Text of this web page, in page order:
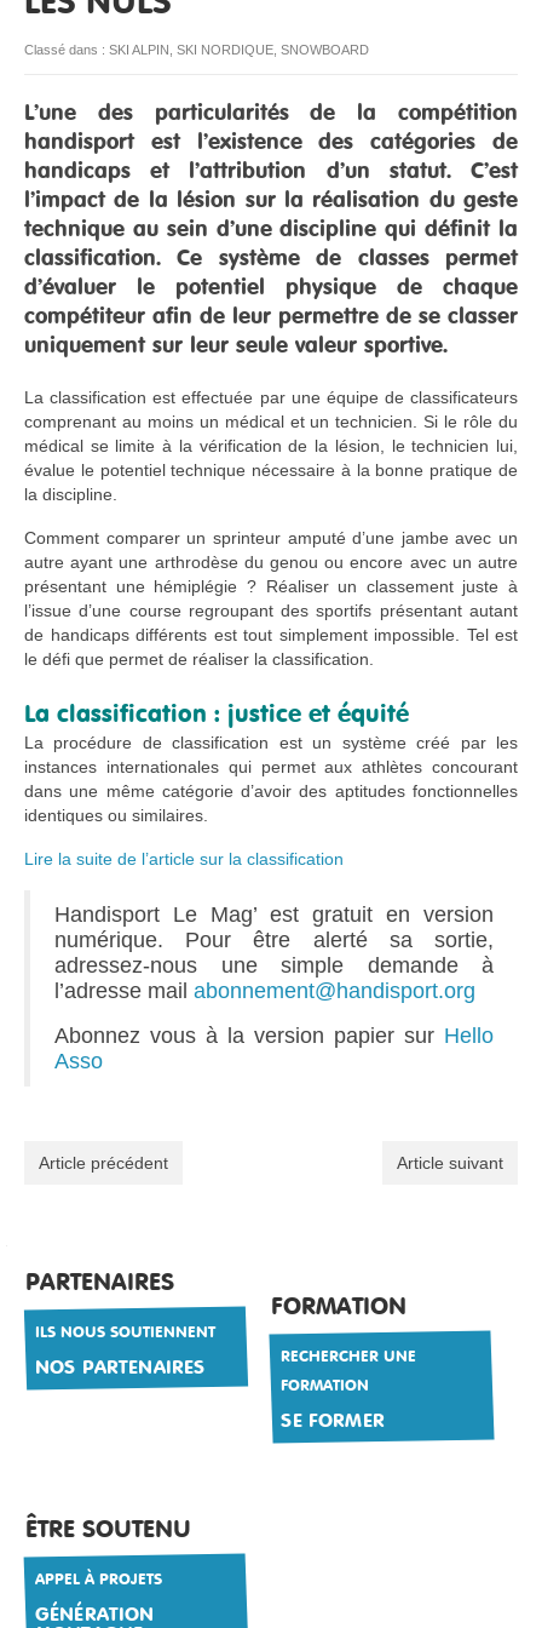
RESSOURCES
Classé dans : SKI ALPIN SKI NORDIQUE SNOWBOARD
L’une des particularités de la compétition
handisport est l’existence des catégories de
handicaps et l’attribution d’un statut. C’est
l’impact de la lésion sur la réalisation du geste
technique au sein d’une discipline qui définit la
classification. Ce système de classes permet
d’évaluer le potentiel physique de chaque
compétiteur afin de leur permettre de se classer
uniquement sur leur seule valeur sportive.
La classification est effectuée par une équipe de classificateurs
comprenant au moins un médical et un technicien. Si le rôle du
médical se limite à la vérification de la lésion, le technicien lui,
évalue le potentiel technique nécessaire à la bonne pratique de
la discipline.
Comment comparer un sprinteur amputé d’une jambe avec un
autre ayant une arthrodèse du genou ou encore avec un autre
présentant une hémiplégie ? Réaliser un classement juste à
l’issue d’une course regroupant des sportifs présentant autant
de handicaps différents est tout simplement impossible. Tel est
le défi que permet de réaliser la classification.
La classification : justice et équité
La procédure de classification est un système créé par les
instances internationales qui permet aux athlètes concourant
dans une même catégorie d’avoir des aptitudes fonctionnelles
identiques ou similaires.
Lire la suite de l’article sur la classification
Handisport Le Mag’ est gratuit en version
numérique. Pour être alerté sa sortie,
adressez-nous une simple demande à
l’adresse mail abonnement@handisport.org
Abonnez vous à la version papier sur Hello
Asso
Article précédent Article suivant
PARTENAIRES
ILS NOUS SOUTIENNENT
NOS PARTENAIRES
FORMATION
RECHERCHER UNE
FORMATION
SE FORMER
ÊTRE SOUTENU
APPEL À PROJETS
GÉNÉRATION